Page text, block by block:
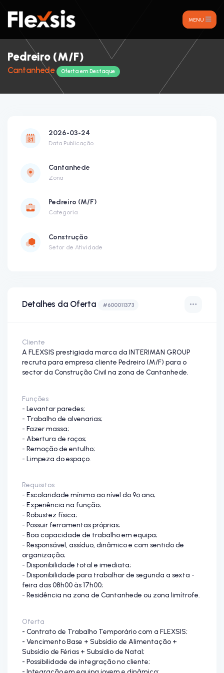
MENU
Pedreiro (M/F)
Cantanhede Oferta em Destaque
2026-03-24
Data Publicação
Cantanhede
Zona
Pedreiro (M/F)
Categoria
Construção
Setor de Atividade
Detalhes da Oferta #600011373
Cliente
A FLEXSIS prestigiada marca da INTERIMAN GROUP
recruta para empresa cliente Pedreiro (M/F) para o
sector da Construção Civil na zona de Cantanhede.
Funções
- Levantar paredes;
- Trabalho de alvenarias;
- Fazer massa;
- Abertura de roços;
- Remoção de entulho;
- Limpeza do espaço.
Requisitos
- Escolaridade mínima ao nível do 9º ano;
- Experiência na função;
- Robustez física;
- Possuir ferramentas próprias;
- Boa capacidade de trabalho em equipa;
- Responsável, assíduo, dinâmico e com sentido de
organização;
- Disponibilidade total e imediata;
- Disponibilidade para trabalhar de segunda a sexta -
feira das 08h00 às 17h00;
- Residência na zona de Cantanhede ou zona limítrofe.
Oferta
- Contrato de Trabalho Temporário com a FLEXSIS;
- Vencimento Base + Subsídio de Alimentação +
Subsídio de Férias + Subsídio de Natal;
- Possibilidade de integração no cliente;
- Integração em equipa jovem e dinâmica;